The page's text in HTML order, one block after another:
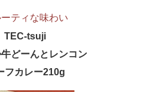
ティな味わい
TEC-tsuji
どーんと レンコン
フカレー210g